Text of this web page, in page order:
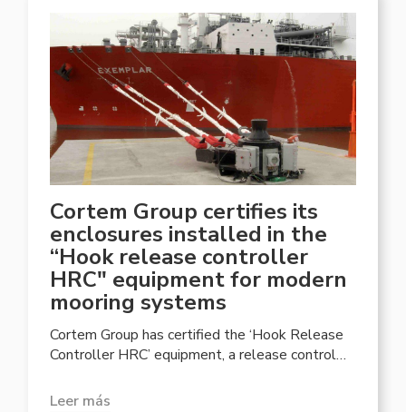
Cortem Group certifies its
enclosures installed in the
“Hook release controller
HRC" equipment for modern
mooring systems
Cortem Group has certified the ‘Hook Release
Controller HRC’ equipment, a release control
Leer más